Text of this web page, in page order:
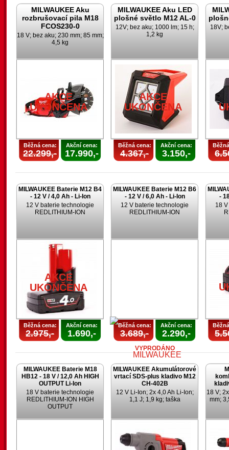
MILWAUKEE Aku
rozbrušovací pila M18
FCOS230-0
18 V; bez aku; 230 mm; 85 mm;
4,5 kg
AKCE
UKONČENA
Běžná cena:
22.299,-
Akční cena:
17.990,-
MILWAUKEE Aku LED
plošné světlo M12 AL-0
12V; bez aku; 1000 lm; 15 h;
1,2 kg
AKCE
UKONČENA
Běžná cena:
4.367,-
Akční cena:
3.150,-
18V;
MILWAUKEE Baterie M12 B4
- 12 V / 4,0 Ah - Li-Ion
12 V baterie technologie
REDLITHIUM-ION
AKCE
UKONČENA
Běžná cena:
2.975,-
Akční cena:
1.690,-
MILWAUKEE Baterie M12 B6
- 12 V / 6,0 Ah - Li-Ion
12 V baterie technologie
REDLITHIUM-ION
UKONČENA
Běžná cena:
3.689,-
Akční cena:
2.290,-
VYPRODÁNO
-
18
MILWAUKEE Baterie M18
HB12 - 18 V / 12,0 Ah HIGH
OUTPUT Li-Ion
18 V baterie technologie
REDLITHIUM-ION HIGH
OUTPUT
MILWAUKEE Akumulátorové
vrtací SDS-plus kladivo M12
CH-402B
12 V Li-Ion; 2x 4,0 Ah Li-Ion;
1,1 J; 1,9 kg; taška
18 V;
mm;